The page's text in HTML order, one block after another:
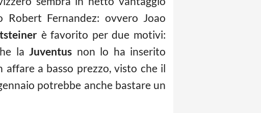
Fernandez: ovvero Joao
è favorito per due motivi:
laJuventus non lo ha inserito
affare a basso prezzo, visto che il
potrebbe anche bastare un